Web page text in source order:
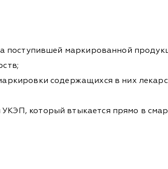
поступившей маркированной
содержащихся в них
который втыкается прямо в